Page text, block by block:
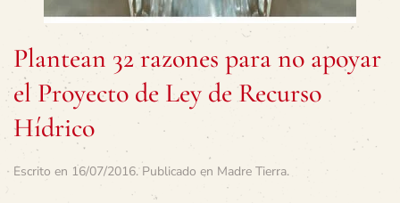
Plantean 32 razones para no apoyar
el Proyecto de Ley de Recurso
Hídrico
Escrito en 16/07/2016. Publicado en Madre Tierra.